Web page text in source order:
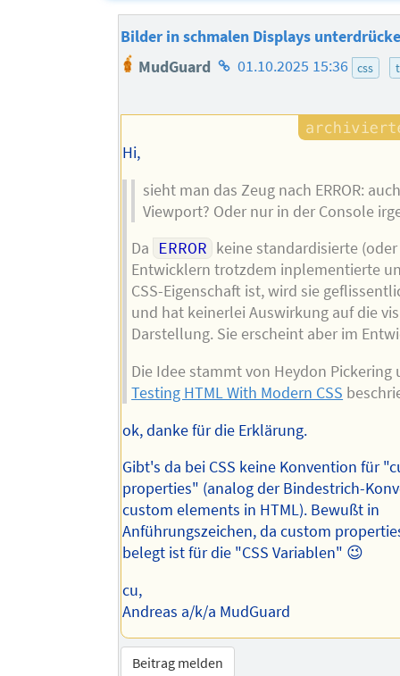
Bilder in schmalen Displays
MudGuard Homepage
Autors
01.10.2025 15:36 css
Hi,
sieht man das Zeug nach ERROR:
Viewport? Oder nur in der Console
Da ERROR keine standardisierte
Entwicklern trotzdem inplementierte
CSS-Eigenschaft ist, wird sie
und hat keinerlei Auswirkung auf die
Darstellung. Sie erscheint aber im
Die Idee stammt von Heydon Pickering
Testing HTML With Modern CSS
ok, danke für die Erklärung.
Gibt's da bei CSS keine Konvention für
properties" (analog der Bindestrich-
custom elements in HTML). Bewußt in
Anführungszeichen, da custom
belegt ist für die "CSS Variablen" 😉
cu,
Andreas a/k/a MudGuard
Beitrag melden